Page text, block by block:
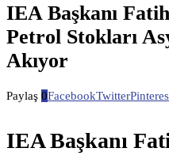
IEA Başkanı
Petrol Stokları
Akıyor
Paylaş 0FacebookTwitter
IEA Başkanı